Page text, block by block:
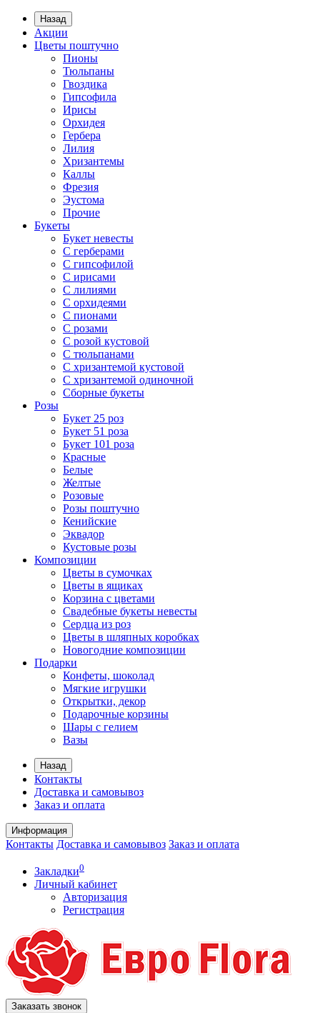
Назад
Акции
Цветы поштучно
Пионы
Тюльпаны
Гвоздика
Гипсофила
Ирисы
Орхидея
Гербера
Лилия
Хризантемы
Каллы
Фрезия
Эустома
Прочие
Букеты
Букет невесты
С герберами
С гипсофилой
С ирисами
С лилиями
С орхидеями
С пионами
С розами
С розой кустовой
С тюльпанами
С хризантемой кустовой
С хризантемой одиночной
Сборные букеты
Розы
Букет 25 роз
Букет 51 роза
Букет 101 роза
Красные
Белые
Желтые
Розовые
Розы поштучно
Кенийские
Эквадор
Кустовые розы
Композиции
Цветы в сумочках
Цветы в ящиках
Корзина с цветами
Свадебные букеты невесты
Сердца из роз
Цветы в шляпных коробках
Новогодние композиции
Подарки
Конфеты, шоколад
Мягкие игрушки
Открытки, декор
Подарочные корзины
Шары с гелием
Вазы
Назад
Контакты
Доставка и самовывоз
Заказ и оплата
Информация
Контакты Доставка и самовывоз Заказ и оплата
Закладки0
Личный кабинет
Авторизация
Регистрация
Заказать звонок